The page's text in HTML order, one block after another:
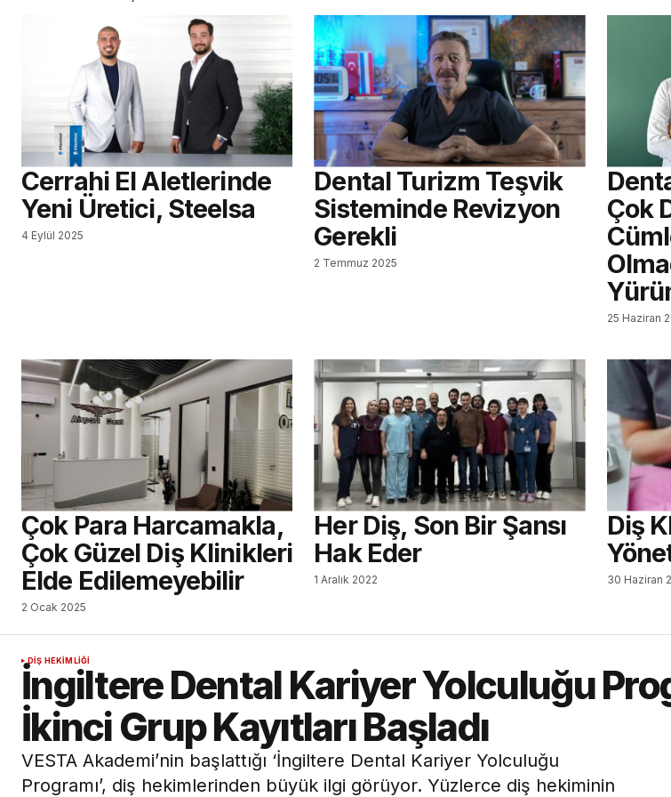
Cerrahi El Aletlerinde
Yeni Üretici, Steelsa
4 Eylül 2025
Dental Turizm Teşvik
Sisteminde Revizyon
Gerekli
2 Temmuz 2025
Çok
25 Haziran
Çok Para Harcamakla,
Çok Güzel Diş Klinikleri
Elde Edilemeyebilir
2 Ocak 2025
Her Diş, Son Bir Şansı
Hak Eder
1 Aralık 2022
Diş
30 Haziran
DIŞ HEKIMLIĞI
İngiltere Dental Kariyer Yolculuğu
İkinci Grup Kayıtları Başladı
VESTA Akademi’nin başlattığı ‘İngiltere Dental Kariyer Yolculuğu
Programı’, diş hekimlerinden büyük ilgi görüyor. Yüzlerce diş hekiminin